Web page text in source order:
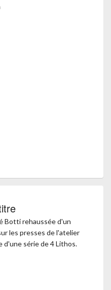
Botti rehaussée d'un
les presses de l'atelier
d'une série de 4 Lithos.